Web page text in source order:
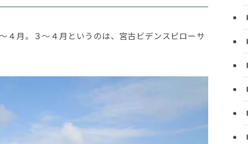
４月。３～４月というのは、宮古ビデンスピローサ